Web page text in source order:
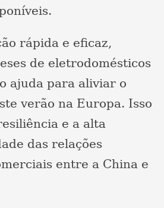
rápida e eficaz,
de eletrodomésticos
ajuda para aliviar o
verão na Europa. Isso
e a alta
das relações
entre a China e